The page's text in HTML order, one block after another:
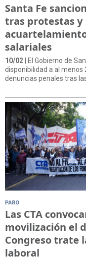
Santa Fe
tras protestas y
salariales
10/02 | El Gobierno de
disponibilidad a al menos
denuncias penales tras
PARO
Las CTA
movilización el
Congreso trate
laboral